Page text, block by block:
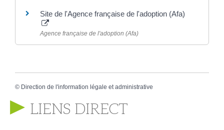
Site de l'Agence française de l'adoption (Afa)
Agence française de l'adoption (Afa)
© Direction de l'information légale et administrative
LIENS DIRECT